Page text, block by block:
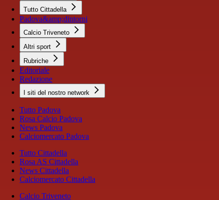
Tutto Cittadella
Padova&amp;dintorni
Calcio Triveneto
Altri sport
Rubriche
Editoriale
Redazione
I siti del nostro network
Tutto Padova
Rosa Calcio Padova
News Padova
Calciomercato Padova
Tutto Cittadella
Rosa AS Cittadella
News Cittadella
Calciomercato Cittadella
Calcio Triveneto